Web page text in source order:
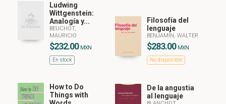
Ludwing
Wittgenstein:
Analogía y...
BEUCHOT,
MAURICIO
$232.00 MXN
En stock
Filosofía del
lenguaje
BENJAMIN, WALTER
$283.00 MXN
No disponible
How to Do
Things with
De la angustia
al lenguaje